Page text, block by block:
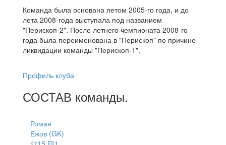
Команда была основана летом 2005-го года, и до
лета 2008-года выступала под названием
"Перископ-2". После летнего чемпионата 2008-го
года была переименована в "Перископ" по причине
ликвидации команды "Перископ-1".
Профиль клуба
СОСТАВ команды.
Роман
Ежов (GK)